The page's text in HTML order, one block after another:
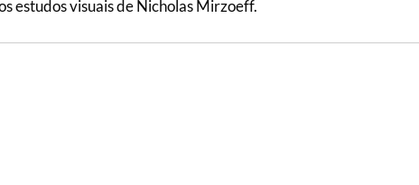
estudos visuais de Nicholas Mirzoeff.